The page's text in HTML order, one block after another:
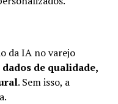
da IA no varejo
dados de qualidade,
. Sem isso, a